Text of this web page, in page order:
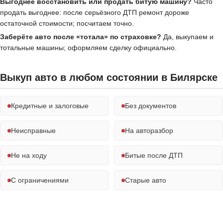
продать выгоднее: после серьёзного ДТП ремонт дороже
остаточной стоимости; посчитаем точно.
Заберёте авто после «тотала» по страховке? Да, выкупаем и
тотальные машины; оформляем сделку официально.
Выкуп авто в любом состоянии в Билярске
Кредитные и залоговые Без документов
Неисправные На авторазбор
Не на ходу Битые после ДТП
С ограничениями Старые авто